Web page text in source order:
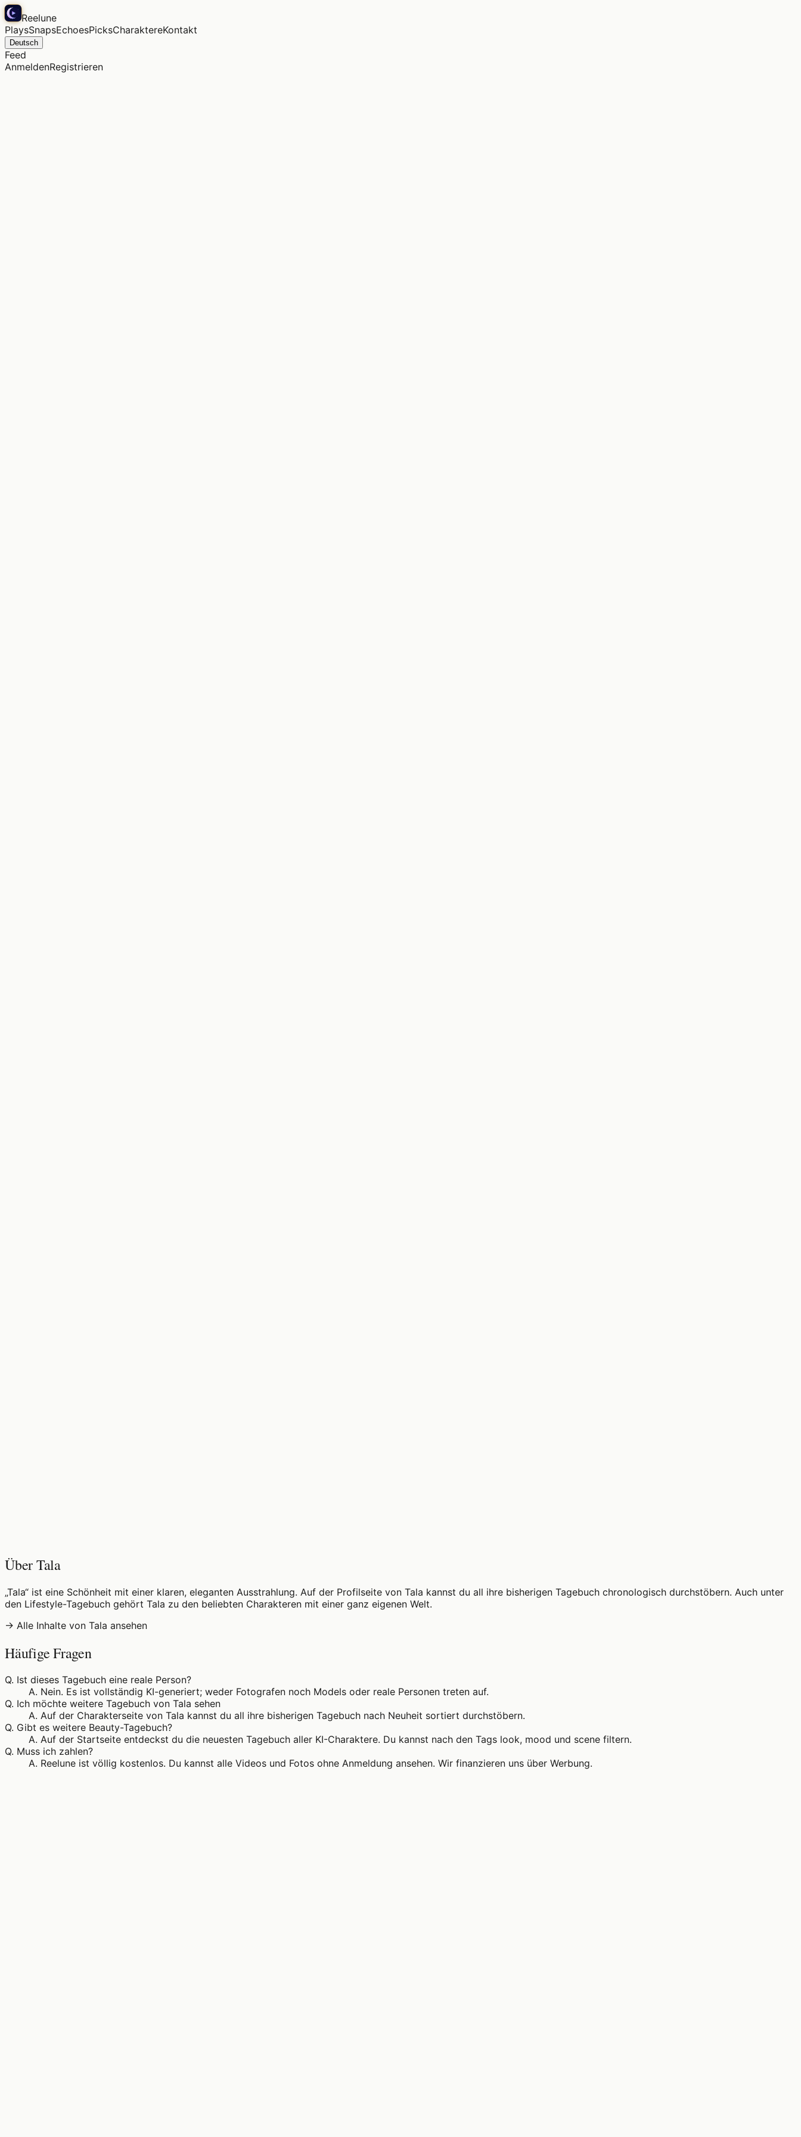
Reelune
PlaysSnapsEchoesPicksCharaktereKontakt
Deutsch
Feed
AnmeldenRegistrieren
Über Tala
„Tala“ ist eine Schönheit mit einer klaren, eleganten Ausstrahlung. Auf der Profilseite von Tala kannst du all ihre bisherigen Tagebuch chronologisch durchstöbern. Auch unter
den Lifestyle-Tagebuch gehört Tala zu den beliebten Charakteren mit einer ganz eigenen Welt.
→ Alle Inhalte von Tala ansehen
Häufige Fragen
Q. Ist dieses Tagebuch eine reale Person?
A. Nein. Es ist vollständig KI-generiert; weder Fotografen noch Models oder reale Personen treten auf.
Q. Ich möchte weitere Tagebuch von Tala sehen
A. Auf der Charakterseite von Tala kannst du all ihre bisherigen Tagebuch nach Neuheit sortiert durchstöbern.
Q. Gibt es weitere Beauty-Tagebuch?
A. Auf der Startseite entdeckst du die neuesten Tagebuch aller KI-Charaktere. Du kannst nach den Tags look, mood und scene filtern.
Q. Muss ich zahlen?
A. Reelune ist völlig kostenlos. Du kannst alle Videos und Fotos ohne Anmeldung ansehen. Wir finanzieren uns über Werbung.